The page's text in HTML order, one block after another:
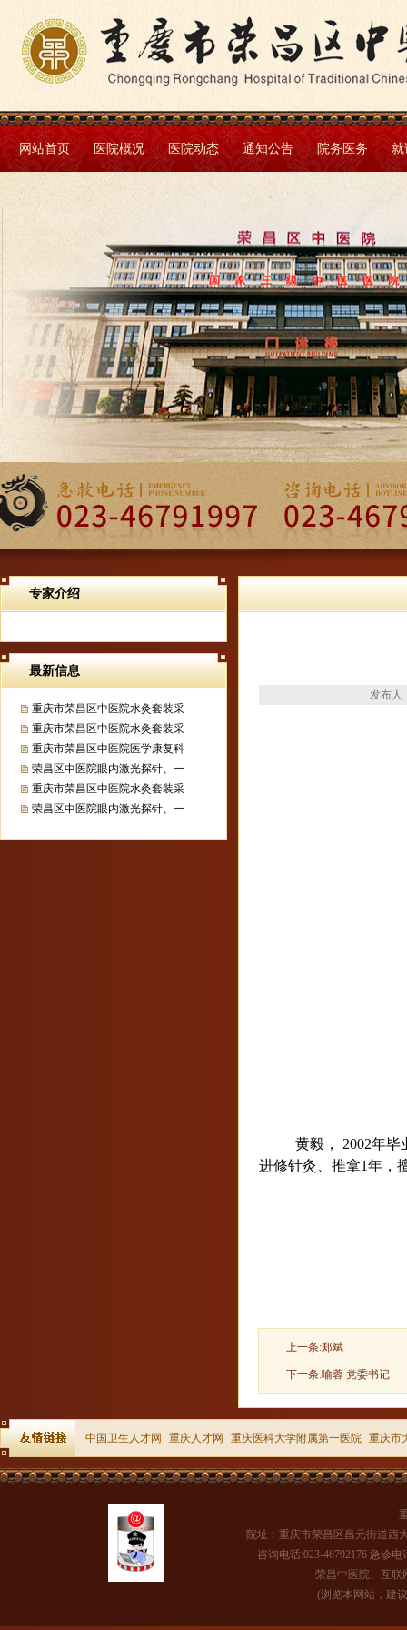
网站首页 医院概况 医院动态 通知公告 院务医务 就
专家介绍
最新信息
重庆市荣昌区中医院水灸套装采
重庆市荣昌区中医院水灸套装采
重庆市荣昌区中医院医学康复科
荣昌区中医院眼内激光探针、一
重庆市荣昌区中医院水灸套装采
荣昌区中医院眼内激光探针、一
发布人
黄毅， 2002年毕
进修针灸、推拿1年，
上一条:郑斌
下一条:喻蓉 党委书记
中国卫生人才网 重庆人才网 重庆医科大学附属第一医院 重庆市
院址：重庆市荣昌区昌元街道西
咨询电话:023-46792176 急诊
荣昌中医院、互联
(浏览本网站，建